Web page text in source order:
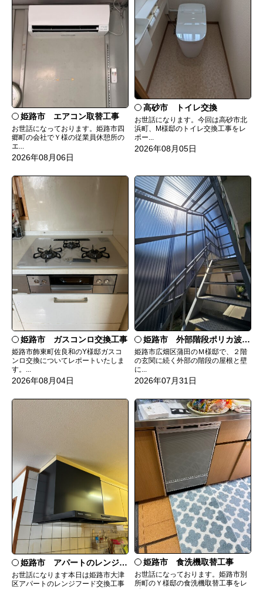
姫路市 エアコン取替工事
お世話になっております。姫路市四
郷町の会社でＹ様の従業員休憩所の
エ...
2026年08月06日
高砂市 トイレ交換
お世話になります。今回は高砂市北
浜町、M様邸のトイレ交換工事をレ
ポー...
2026年08月05日
姫路市 ガスコンロ交換工事
姫路市飾東町佐良和のY様邸ガスコ
ンロ交換についてレポートいたしま
す。...
2026年08月04日
姫路市 外部階段ポリカ波板張替工事
姫路市広畑区蒲田のＭ様邸で、２階
の玄関に続く外部の階段の屋根と壁
に...
2026年07月31日
姫路市 アパートのレンジフード交換
お世話になります本日は姫路市大津
区アパートのレンジフード交換工事
姫路市 食洗機取替工事
お世話になっております。姫路市別
所町のＹ様邸の食洗機取替工事をレ